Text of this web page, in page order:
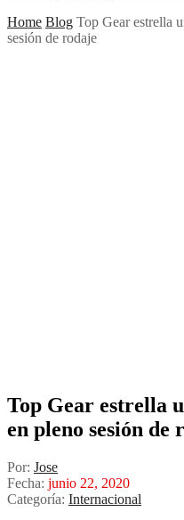
Home Blog Top Gear estrella
sesión de rodaje
Top Gear estrella
en pleno sesión de
Por: Jose
Fecha: junio 22, 2020
Categoría: Internacional